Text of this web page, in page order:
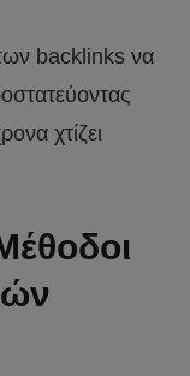
backlinks να
χτίζει